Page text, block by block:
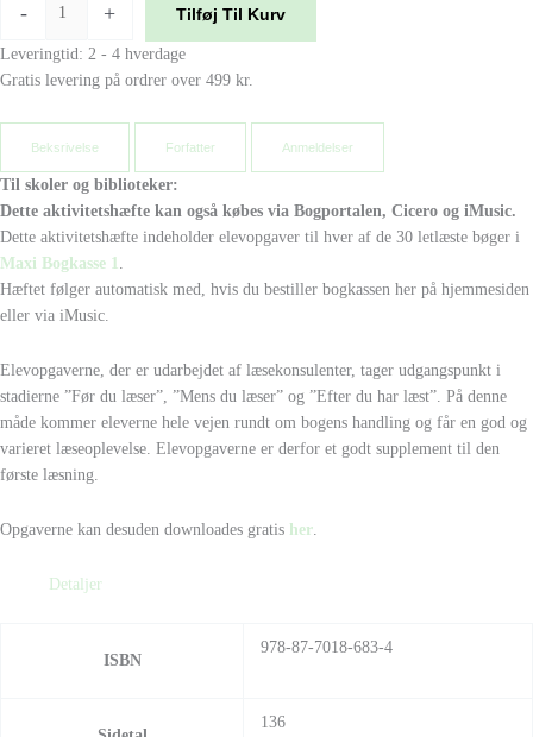
- + Tilføj Til Kurv
Leveringtid: 2 - 4 hverdage
Gratis levering på ordrer over 499 kr.
Beksrivelse Forfatter Anmeldelser
Til skoler og biblioteker:
Dette aktivitetshæfte kan også købes via Bogportalen, Cicero og iMusic.
Dette aktivitetshæfte indeholder elevopgaver til hver af de 30 letlæste bøger i
Maxi Bogkasse 1.
Hæftet følger automatisk med, hvis du bestiller bogkassen her på hjemmesiden
eller via iMusic.
Elevopgaverne, der er udarbejdet af læsekonsulenter, tager udgangspunkt i
stadierne ”Før du læser”, ”Mens du læser” og ”Efter du har læst”. På denne
måde kommer eleverne hele vejen rundt om bogens handling og får en god og
varieret læseoplevelse. Elevopgaverne er derfor et godt supplement til den
første læsning.
Opgaverne kan desuden downloades gratis her.
Detaljer
ISBN
978-87-7018-683-4
136